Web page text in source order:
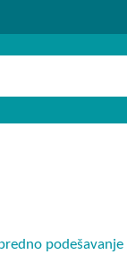
podešavanje